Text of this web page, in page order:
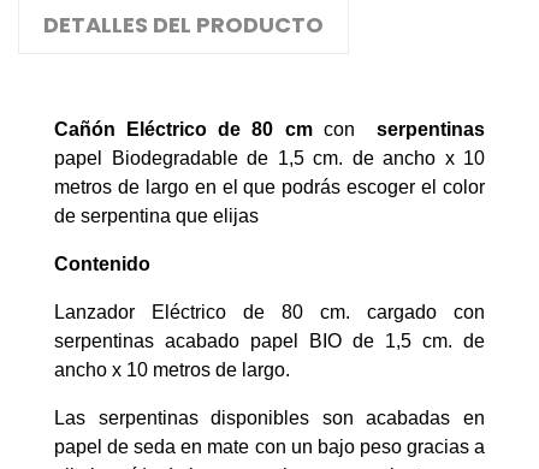
DETALLES DEL PRODUCTO
Cañón Eléctricode 80 cmcon
serpentinas
papel Biodegradable de 1,5 cm. de ancho x 10
metros de largo en el que podrás escoger el color
de serpentina que elijas
Contenido
Lanzador Eléctrico de 80 cm. cargado con
serpentinas acabado papel BIO de 1,5 cm. de
ancho x 10 metros de largo.
Las serpentinas disponibles son acabadas en
papel de seda en mate con un bajo peso gracias a